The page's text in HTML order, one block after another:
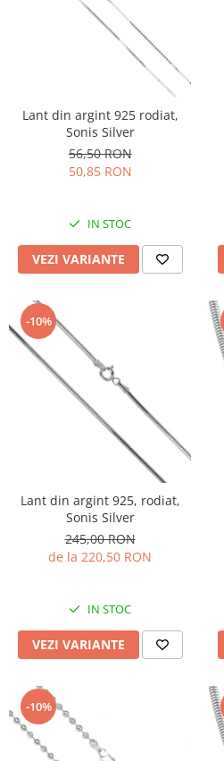
Lant din argint 925 rodiat,
Sonis Silver
56,50 RON
50,85 RON
IN STOC
VEZI VARIANTE
-10%
Lant din argint 925, rodiat,
Sonis Silver
245,00 RON
de la 220,50 RON
IN STOC
VEZI VARIANTE
-10%